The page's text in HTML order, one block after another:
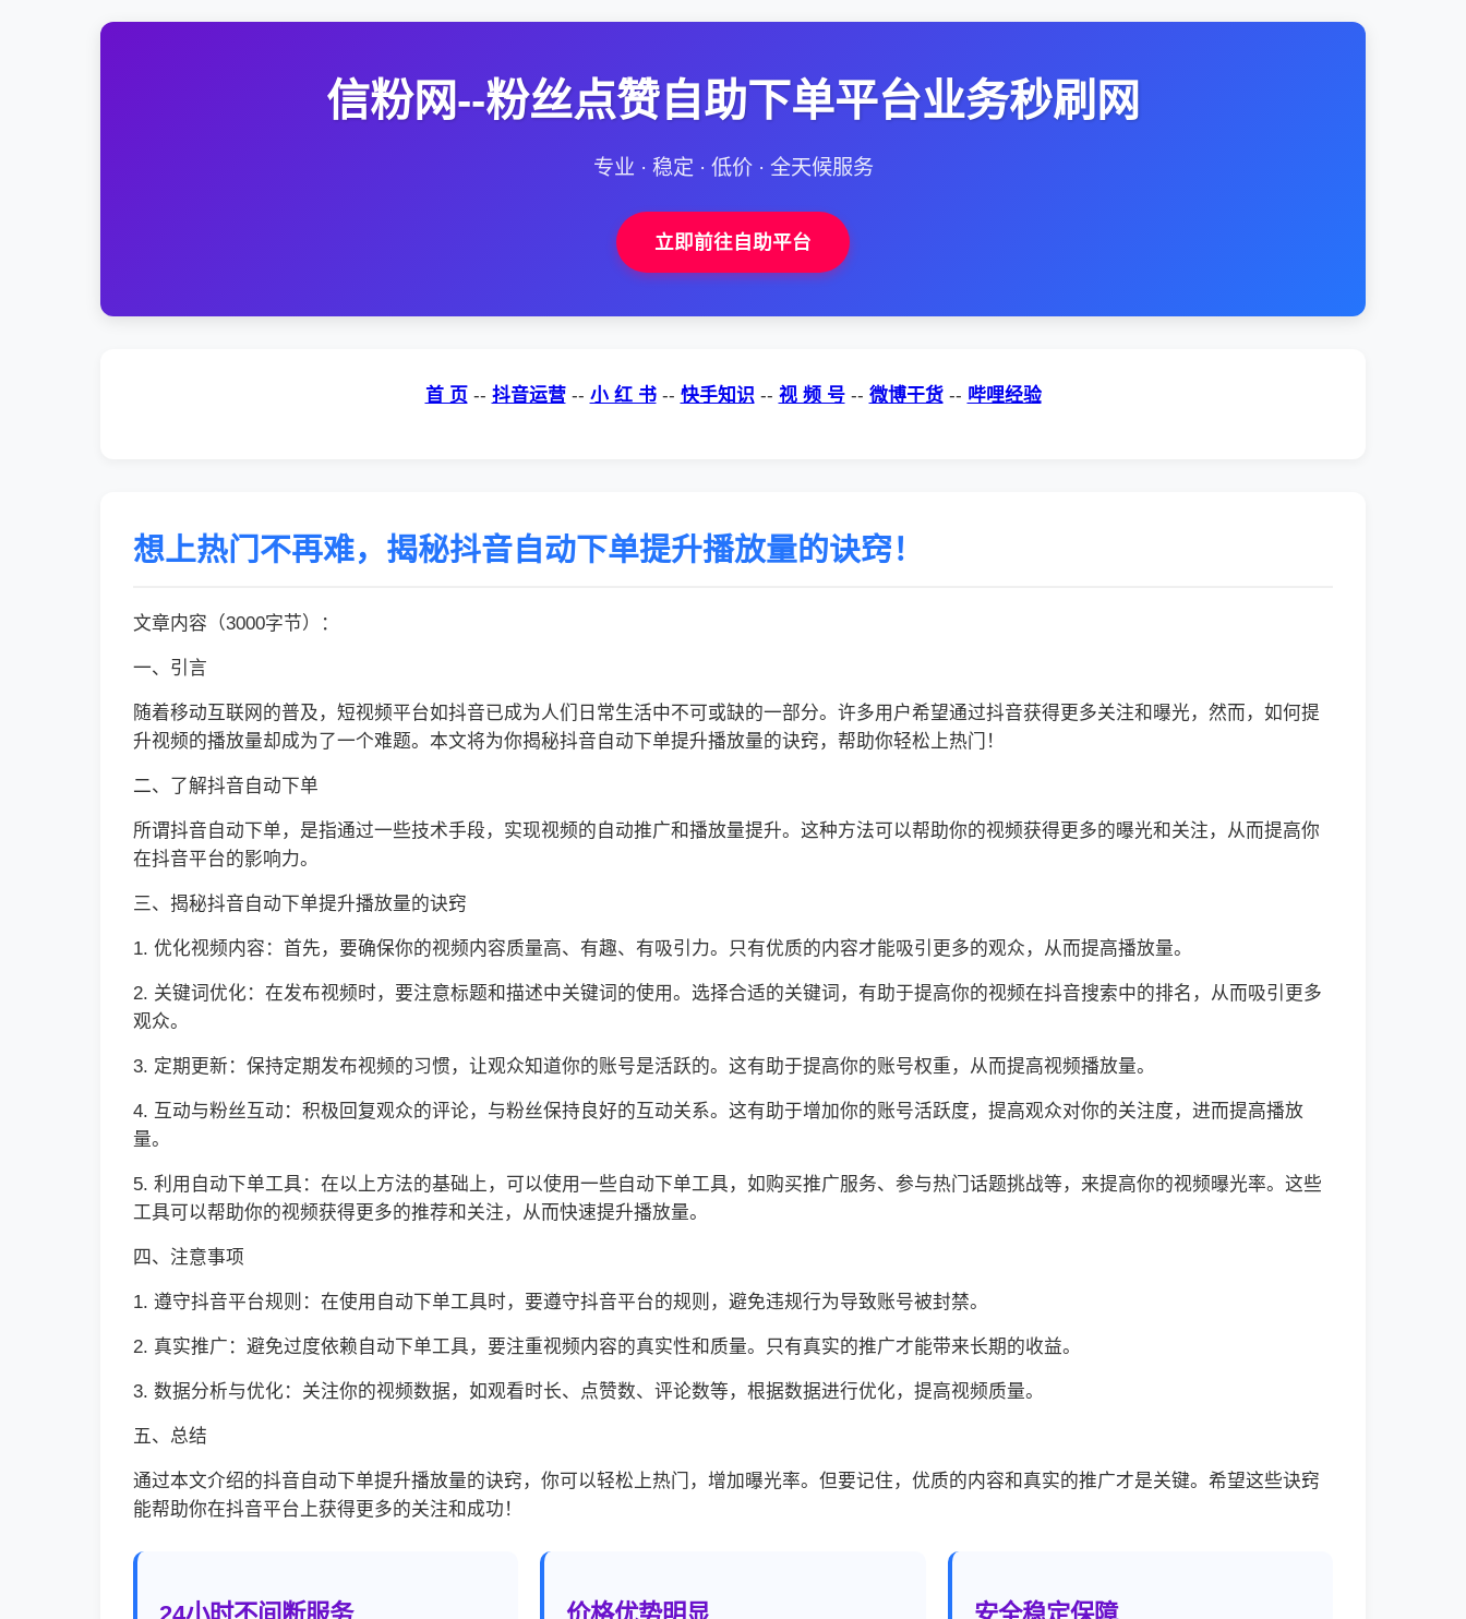
信粉网--粉丝点赞自助下单平台业务秒刷网
专业 · 稳定 · 低价 · 全天候服务
立即前往自助平台
首 页 -- 抖音运营 -- 小 红 书 -- 快手知识 -- 视 频 号 -- 微博干货 -- 哔哩经验
想上热门不再难，揭秘抖音自动下单提升播放量的诀窍！
文章内容（3000字节）：
一、引言
随着移动互联网的普及，短视频平台如抖音已成为人们日常生活中不可或缺的一部分。许多用户希望通过抖音获得更多关注和曝光，然而，如何提
升视频的播放量却成为了一个难题。本文将为你揭秘抖音自动下单提升播放量的诀窍，帮助你轻松上热门！
二、了解抖音自动下单
所谓抖音自动下单，是指通过一些技术手段，实现视频的自动推广和播放量提升。这种方法可以帮助你的视频获得更多的曝光和关注，从而提高你
在抖音平台的影响力。
三、揭秘抖音自动下单提升播放量的诀窍
1. 优化视频内容：首先，要确保你的视频内容质量高、有趣、有吸引力。只有优质的内容才能吸引更多的观众，从而提高播放量。
2. 关键词优化：在发布视频时，要注意标题和描述中关键词的使用。选择合适的关键词，有助于提高你的视频在抖音搜索中的排名，从而吸引更多
观众。
3. 定期更新：保持定期发布视频的习惯，让观众知道你的账号是活跃的。这有助于提高你的账号权重，从而提高视频播放量。
4. 互动与粉丝互动：积极回复观众的评论，与粉丝保持良好的互动关系。这有助于增加你的账号活跃度，提高观众对你的关注度，进而提高播放
量。
5. 利用自动下单工具：在以上方法的基础上，可以使用一些自动下单工具，如购买推广服务、参与热门话题挑战等，来提高你的视频曝光率。这些
工具可以帮助你的视频获得更多的推荐和关注，从而快速提升播放量。
四、注意事项
1. 遵守抖音平台规则：在使用自动下单工具时，要遵守抖音平台的规则，避免违规行为导致账号被封禁。
2. 真实推广：避免过度依赖自动下单工具，要注重视频内容的真实性和质量。只有真实的推广才能带来长期的收益。
3. 数据分析与优化：关注你的视频数据，如观看时长、点赞数、评论数等，根据数据进行优化，提高视频质量。
五、总结
通过本文介绍的抖音自动下单提升播放量的诀窍，你可以轻松上热门，增加曝光率。但要记住，优质的内容和真实的推广才是关键。希望这些诀窍
能帮助你在抖音平台上获得更多的关注和成功！